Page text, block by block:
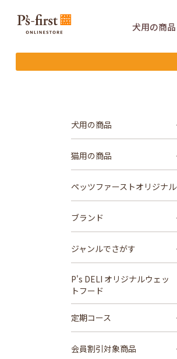
犬用の商品
犬用の商品
猫用の商品
ペッツファーストオリジナル
ブランド
ジャンルでさがす
P's DELI オリジナルウェッ
トフード
定期コース
会員割引対象商品